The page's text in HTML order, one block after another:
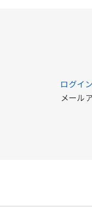
ログイン
メール